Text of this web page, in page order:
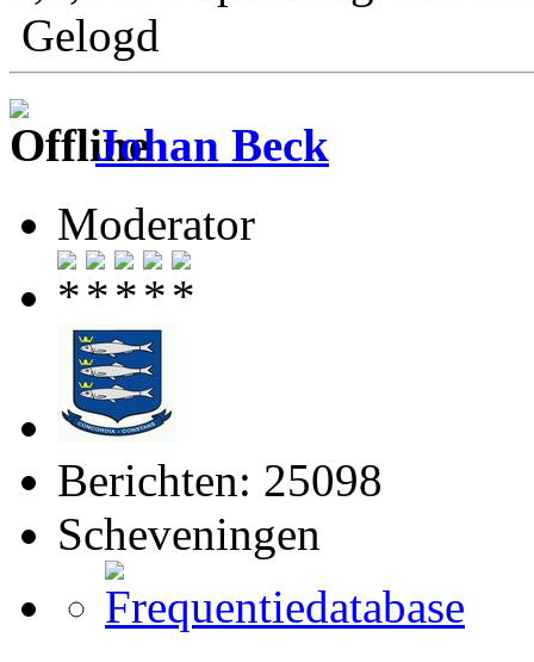
Gelogd
Johan Beck
Moderator
Berichten: 25098
Scheveningen